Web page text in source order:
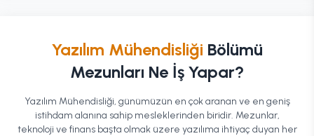
Yazılım Mühendisliği Bölümü
Mezunları Ne İş Yapar?
Yazılım Mühendisliği, günümüzün en çok aranan ve en geniş
istihdam alanına sahip mesleklerinden biridir. Mezunlar,
teknoloji ve finans başta olmak üzere yazılıma ihtiyaç duyan her